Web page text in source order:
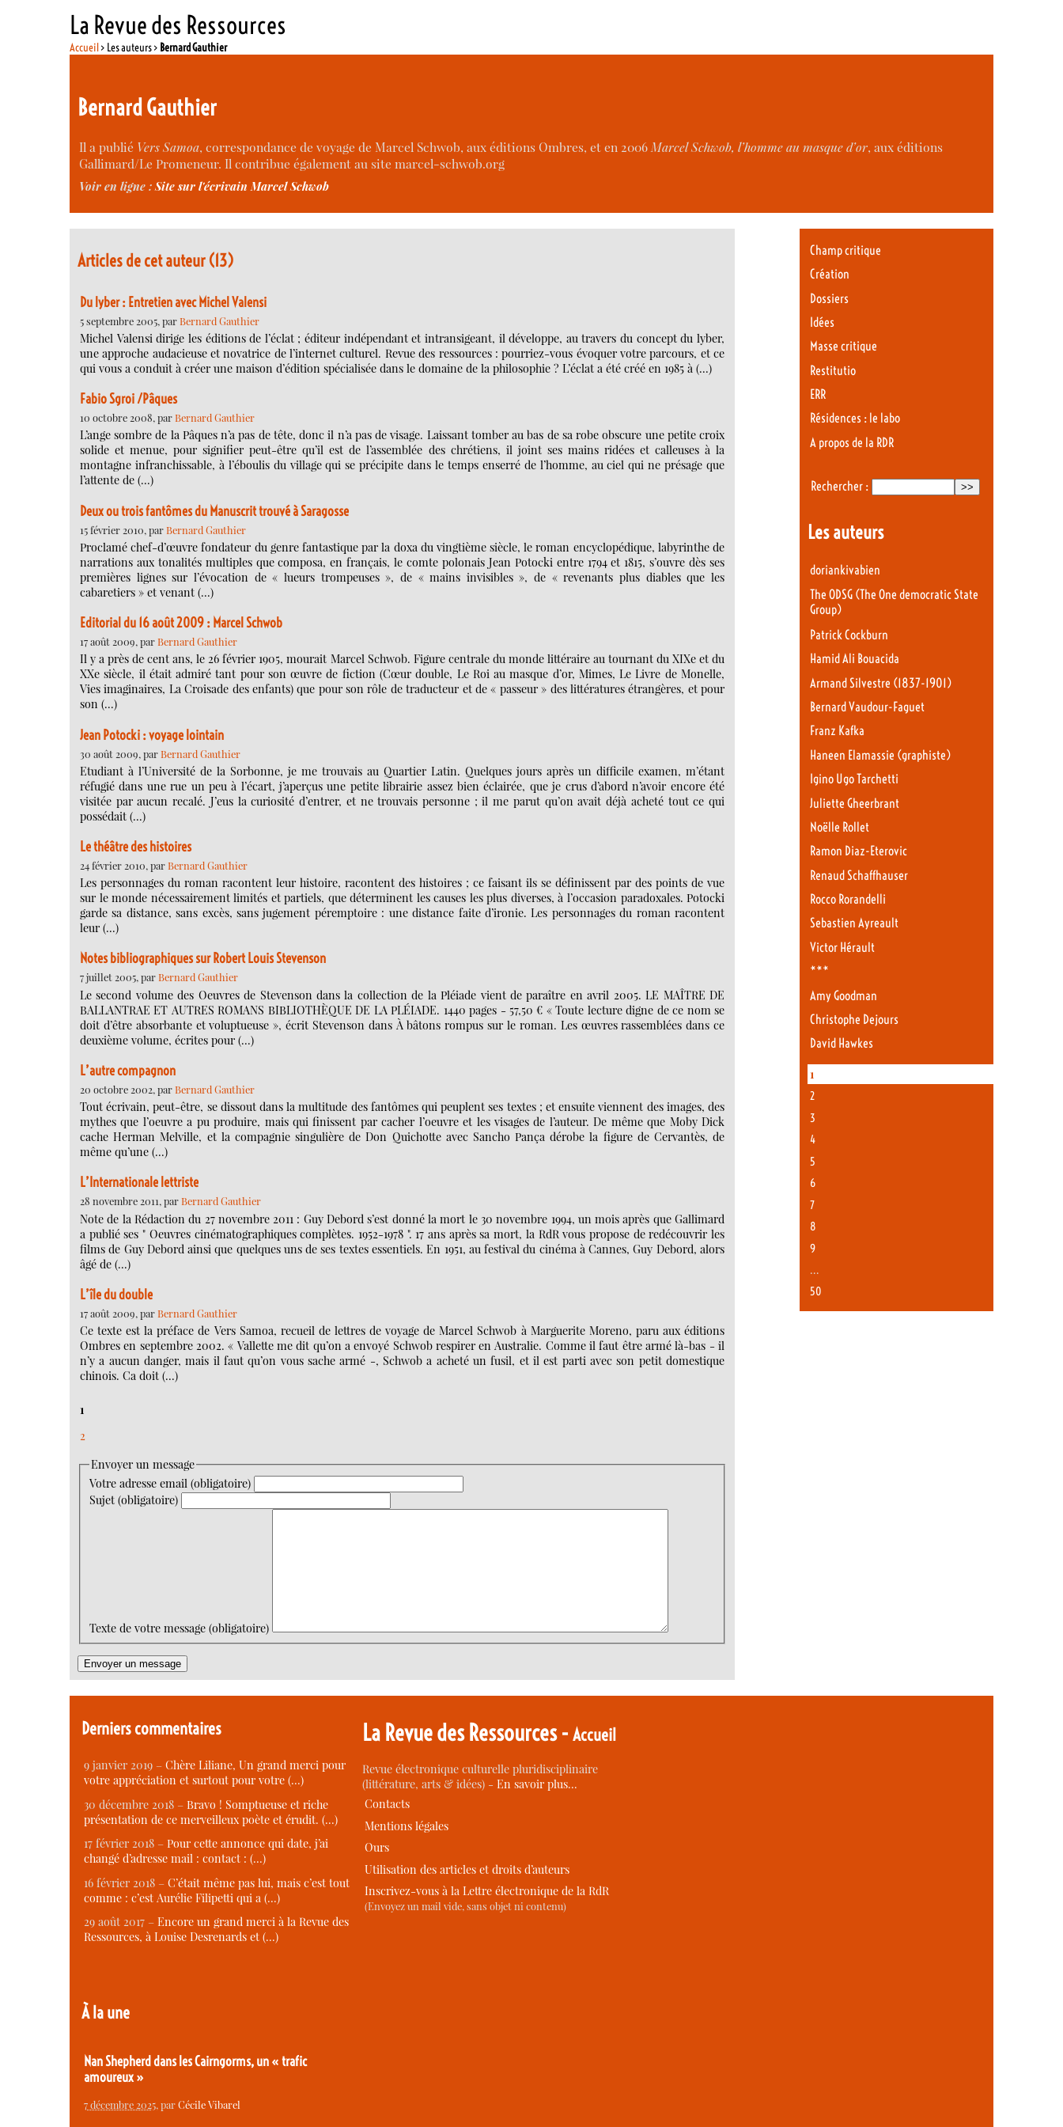
La Revue des Ressources
Accueil> Les auteurs > Bernard Gauthier
Bernard Gauthier
Il a publié Vers Samoa, correspondance de voyage de Marcel Schwob, aux éditions Ombres, et en 2006 Marcel Schwob, l’homme au masque d’or, aux éditions
Gallimard/Le Promeneur. Il contribue également au site marcel-schwob.org
Voir en ligne :Site sur l'écrivain Marcel Schwob
Articles de cet auteur (13)
Du lyber : Entretien avec Michel Valensi
5 septembre 2005, parBernard Gauthier
Michel Valensi dirige les éditions de l’éclat ; éditeur indépendant et intransigeant, il développe, au travers du concept du lyber,
une approche audacieuse et novatrice de l’internet culturel. Revue des ressources : pourriez-vous évoquer votre parcours, et ce
qui vous a conduit à créer une maison d’édition spécialisée dans le domaine de la philosophie ? L’éclat a été créé en 1985 à (…)
Fabio Sgroi /Pâques
10 octobre 2008, parBernard Gauthier
L’ange sombre de la Pâques n’a pas de tête, donc il n’a pas de visage. Laissant tomber au bas de sa robe obscure une petite croix
solide et menue, pour signifier peut-être qu’il est de l’assemblée des chrétiens, il joint ses mains ridées et calleuses à la
montagne infranchissable, à l’éboulis du village qui se précipite dans le temps enserré de l’homme, au ciel qui ne présage que
l’attente de (…)
Deux ou trois fantômes du Manuscrit trouvé à Saragosse
15 février 2010, parBernard Gauthier
Proclamé chef-d’œuvre fondateur du genre fantastique par la doxa du vingtième siècle, le roman encyclopédique, labyrinthe de
narrations aux tonalités multiples que composa, en français, le comte polonais Jean Potocki entre 1794 et 1815, s’ouvre dès ses
premières lignes sur l’évocation de « lueurs trompeuses », de « mains invisibles », de « revenants plus diables que les
cabaretiers » et venant (…)
Editorial du 16 août 2009 : Marcel Schwob
17 août 2009, parBernard Gauthier
Il y a près de cent ans, le 26 février 1905, mourait Marcel Schwob. Figure centrale du monde littéraire au tournant du XIXe et du
XXe siècle, il était admiré tant pour son œuvre de fiction (Cœur double, Le Roi au masque d’or, Mimes, Le Livre de Monelle,
Vies imaginaires, La Croisade des enfants) que pour son rôle de traducteur et de « passeur » des littératures étrangères, et pour
son (…)
Jean Potocki : voyage lointain
30 août 2009, parBernard Gauthier
Etudiant à l’Université de la Sorbonne, je me trouvais au Quartier Latin. Quelques jours après un difficile examen, m’étant
réfugié dans une rue un peu à l’écart, j’aperçus une petite librairie assez bien éclairée, que je crus d’abord n’avoir encore été
visitée par aucun recalé. J’eus la curiosité d’entrer, et ne trouvais personne ; il me parut qu’on avait déjà acheté tout ce qui
possédait (…)
Le théâtre des histoires
24 février 2010, parBernard Gauthier
Les personnages du roman racontent leur histoire, racontent des histoires ; ce faisant ils se définissent par des points de vue
sur le monde nécessairement limités et partiels, que déterminent les causes les plus diverses, à l’occasion paradoxales. Potocki
garde sa distance, sans excès, sans jugement péremptoire : une distance faite d’ironie. Les personnages du roman racontent
leur (…)
Notes bibliographiques sur Robert Louis Stevenson
7 juillet 2005, parBernard Gauthier
Le second volume des Oeuvres de Stevenson dans la collection de la Pléiade vient de paraître en avril 2005. LE MAÎTRE DE
BALLANTRAE ET AUTRES ROMANS BIBLIOTHÈQUE DE LA PLÉIADE. 1440 pages - 57,50 € « Toute lecture digne de ce nom se
doit d’être absorbante et voluptueuse », écrit Stevenson dans À bâtons rompus sur le roman. Les œuvres rassemblées dans ce
deuxième volume, écrites pour (…)
L’autre compagnon
20 octobre 2002, parBernard Gauthier
Tout écrivain, peut-être, se dissout dans la multitude des fantômes qui peuplent ses textes ; et ensuite viennent des images, des
mythes que l’oeuvre a pu produire, mais qui finissent par cacher l’oeuvre et les visages de l’auteur. De même que Moby Dick
cache Herman Melville, et la compagnie singulière de Don Quichotte avec Sancho Pança dérobe la figure de Cervantès, de
même qu’une (…)
L’Internationale lettriste
28 novembre 2011, parBernard Gauthier
Note de la Rédaction du 27 novembre 2011 : Guy Debord s’est donné la mort le 30 novembre 1994, un mois après que Gallimard
a publié ses " Oeuvres cinématographiques complètes. 1952-1978 ". 17 ans après sa mort, la RdR vous propose de redécouvrir les
films de Guy Debord ainsi que quelques uns de ses textes essentiels. En 1951, au festival du cinéma à Cannes, Guy Debord, alors
âgé de (…)
L’île du double
17 août 2009, parBernard Gauthier
Ce texte est la préface de Vers Samoa, recueil de lettres de voyage de Marcel Schwob à Marguerite Moreno, paru aux éditions
Ombres en septembre 2002. « Vallette me dit qu’on a envoyé Schwob respirer en Australie. Comme il faut être armé là-bas - il
n’y a aucun danger, mais il faut qu’on vous sache armé -, Schwob a acheté un fusil, et il est parti avec son petit domestique
chinois. Ca doit (…)
1
2
Envoyer un message
Votre adresse email (obligatoire)
Sujet (obligatoire)
Texte de votre message (obligatoire)
Champ critique
Création
Dossiers
Idées
Masse critique
Restitutio
ERR
Résidences : le labo
A propos de la RDR
Rechercher :
Les auteurs
doriankivabien
The ODSG (The One democratic State
Group)
Patrick Cockburn
Hamid Ali Bouacida
Armand Silvestre (1837-1901)
Bernard Vaudour-Faguet
Franz Kafka
Haneen Elamassie (graphiste)
Igino Ugo Tarchetti
Juliette Gheerbrant
Noëlle Rollet
Ramon Diaz-Eterovic
Renaud Schaffhauser
Rocco Rorandelli
Sebastien Ayreault
Victor Hérault
***
Amy Goodman
Christophe Dejours
David Hawkes
1
2
3
4
5
6
7
8
9
…
50
Derniers commentaires
9 janvier 2019 – Chère Liliane, Un grand merci pour
votre appréciation et surtout pour votre (…)
30 décembre 2018 – Bravo ! Somptueuse et riche
présentation de ce merveilleux poète et érudit. (…)
17 février 2018 – Pour cette annonce qui date, j’ai
changé d’adresse mail : contact : (…)
16 février 2018 – C’était même pas lui, mais c’est tout
comme : c’est Aurélie Filipetti qui a (…)
29 août 2017 – Encore un grand merci à la Revue des
Ressources, à Louise Desrenards et (…)
À la une
Nan Shepherd dans les Cairngorms, un « trafic
amoureux »
7 décembre 2025, parCécile Vibarel
La Revue des Ressources -Accueil
Revue électronique culturelle pluridisciplinaire
(littérature, arts & idées) -En savoir plus…
Contacts
Mentions légales
Ours
Utilisation des articles et droits d’auteurs
Inscrivez-vous à la Lettre électronique de la RdR
(Envoyez un mail vide, sans objet ni contenu)